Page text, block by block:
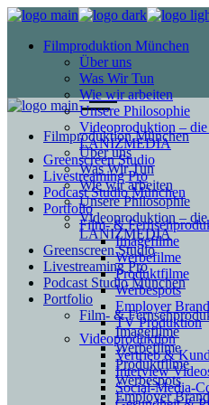
Filmproduktion München
Über uns
Was Wir Tun
Wie wir arbeiten
Unsere Philosophie
Videoproduktion –
LANIZMEDIA
Greenscreen Studio
Livestreaming Pro
Podcast Studio München
Portfolio
Film- &
Imagefilme
Werbefilme
Produktfilme
Werbespots
Employer
TV Produktion
Videoproduktion
Vertrieb &
Interview
Social-Media-
Filmproduktion München
Über uns
Was Wir Tun
Wie wir arbeiten
Unsere Philosophie
Videoproduktion –
LANIZMEDIA
Greenscreen Studio
Livestreaming Pro
Podcast Studio München
Portfolio
Film- &
Imagefilme
Werbefilme
Produktfilme
Werbespots
Employer